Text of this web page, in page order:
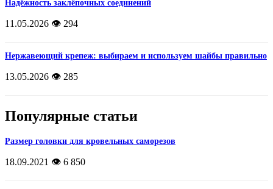
Надёжность заклёпочных соединений
11.05.2026 👁️ 294
Нержавеющий крепеж: выбираем и используем шайбы правильно
13.05.2026 👁️ 285
Популярные статьи
Размер головки для кровельных саморезов
18.09.2021 👁️ 6 850